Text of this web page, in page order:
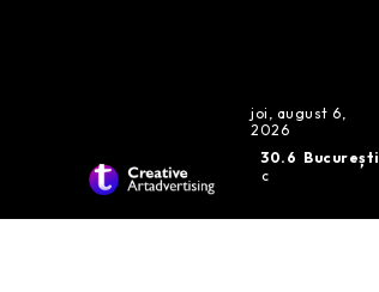
joi, august 6,
2026
30.6
C
București